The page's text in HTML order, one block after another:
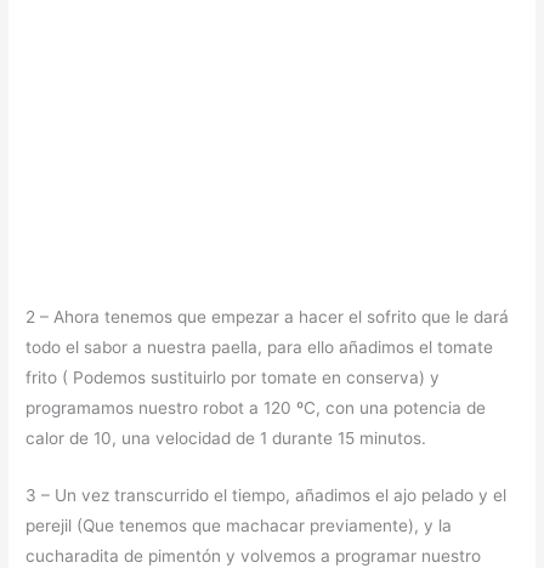
2 – Ahora tenemos que empezar a hacer el sofrito que le dará
todo el sabor a nuestra paella, para ello añadimos el tomate
frito ( Podemos sustituirlo por tomate en conserva) y
programamos nuestro robot a 120 ºC, con una potencia de
calor de 10, una velocidad de 1 durante 15 minutos.
3 – Un vez transcurrido el tiempo, añadimos el ajo pelado y el
perejil (Que tenemos que machacar previamente), y la
cucharadita de pimentón y volvemos a programar nuestro